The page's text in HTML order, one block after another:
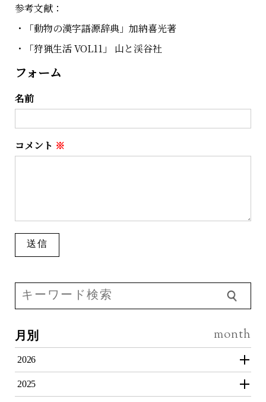
参考文献：
・「動物の漢字語源辞典」加納喜光著
・「狩猟生活 VOL11」 山と渓谷社
フォーム
コメント ※
名前
月別
2026
2025